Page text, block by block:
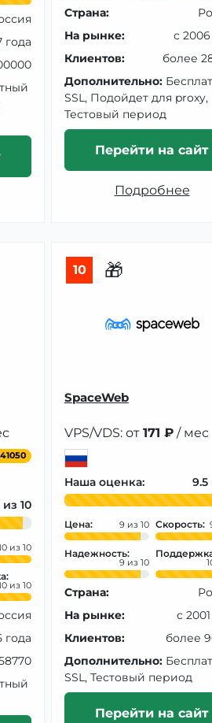
года
Страна:
На рынке:
с
Клиентов:
более
Дополнительно:
SSL, Подойдет для proxy,
Тестовый период
Перейти на сайт
Подробнее
года
10 🎁
SpaceWeb
VPS/VDS: от 171 ₽ / мес
Наша оценка: 9.5
Цена: 9 Скорость:
Надежность:
9
Страна:
На рынке:
с
Клиентов:
более
Дополнительно:
SSL, Тестовый период
Перейти на сайт